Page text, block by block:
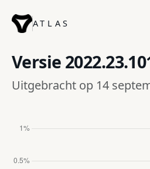
ATLAS
Versie
Uitgebracht op 14